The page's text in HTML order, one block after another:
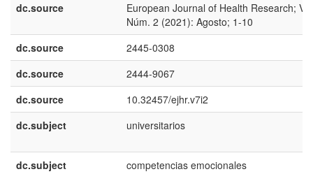
dc.source
European Journal of Health Research;
Núm. 2 (2021): Agosto; 1-10
dc.source
2445-0308
dc.source
2444-9067
dc.source
10.32457/ejhr.v7i2
dc.subject
universitarios
dc.subject competencias emocionales